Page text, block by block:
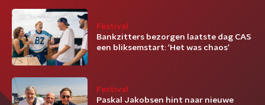
Festival
Bankzitters bezorgen laatste dag CAS
een bliksemstart: 'Het was chaos'
Festival
Paskal Jakobsen hint naar nieuwe